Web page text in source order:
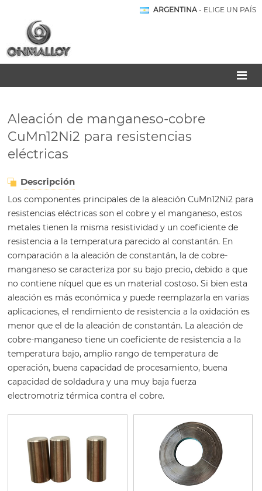
ARGENTINA - ELIGE UN PAÍS
Aleación de manganeso-cobre
CuMn12Ni2 para resistencias
eléctricas
Descripción
Los componentes principales de la aleación CuMn12Ni2 para
resistencias eléctricas son el cobre y el manganeso, estos
metales tienen la misma resistividad y un coeficiente de
resistencia a la temperatura parecido al constantán. En
comparación a la aleación de constantán, la de cobre-
manganeso se caracteriza por su bajo precio, debido a que
no contiene níquel que es un material costoso. Si bien esta
aleación es más económica y puede reemplazarla en varias
aplicaciones, el rendimiento de resistencia a la oxidación es
menor que el de la aleación de constantán. La aleación de
cobre-manganeso tiene un coeficiente de resistencia a la
temperatura bajo, amplio rango de temperatura de
operación, buena capacidad de procesamiento, buena
capacidad de soldadura y una muy baja fuerza
electromotriz térmica contra el cobre.